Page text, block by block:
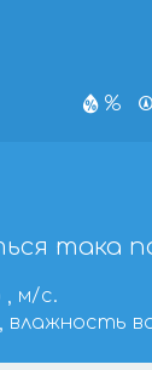
%
така
, м/с.
, влажность